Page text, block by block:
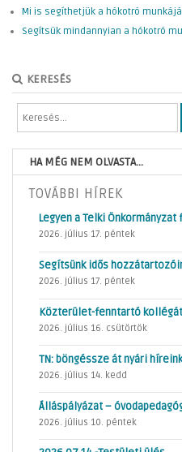
Mi is segíthetjük a hókotró
Segítsük mindannyian a hókotró
KERESÉS
HA MÉG NEM OLVASTA...
TOVÁBBI HÍREK
Legyen a Telki
2026. július 17. péntek
Segítsünk idős
2026. július 17. péntek
Közterület-fenntartó
2026. július 16. csütörtök
TN: böngéssze át nyári
2026. július 14. kedd
Álláspályázat –
2026. július 10. péntek